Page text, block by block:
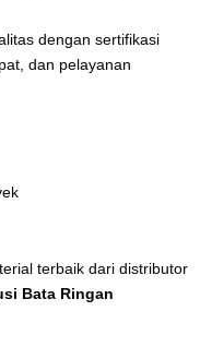
dengan sertifikasi
dan pelayanan
terbaik dari distributor
Bata Ringan